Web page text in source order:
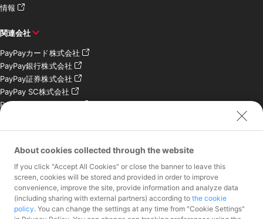
情報
関連会社
PayPayカード株式会社
PayPay銀行株式会社
PayPay証券株式会社
PayPay SC株式会社
PayPay India Pvt. Ltd.
会社
お問い合わせ
加盟店様専用お問い合わ
報道関係者様専用お問い
合わせ
About cookies collected through the website
If you click "Accept All Cookies" or close the banner to leave this
screen, cookies will be stored and provided in order to improve
convenience, improve the site, provide information and analyze data
(including sharing with external partners) according to the cookie
policy. You can change the settings at any time from "Cookie Settings"